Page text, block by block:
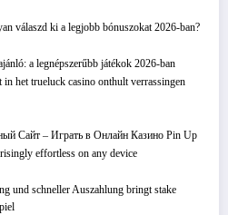
válaszd ki a legjobb bónuszokat 2026-ban?
a legnépszerűbb játékok 2026-ban
in het trueluck casino onthult verrassingen
Сайт – Играть в Онлайн Казино Pin Up
effortless on any device
und schneller Auszahlung bringt stake